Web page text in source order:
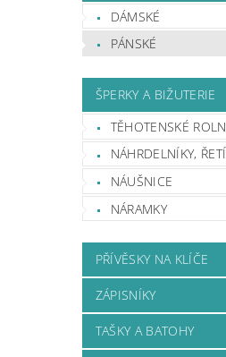
DÁMSKÉ
PÁNSKÉ
ŠPERKY A BIŽUTERIE
TĚHOTENSKÉ
NÁHRDELNÍKY,
NÁUŠNICE
NÁRAMKY
PŘÍVĚSKY NA KLÍČE
ZÁPISNÍKY
TAŠKY A BATOHY